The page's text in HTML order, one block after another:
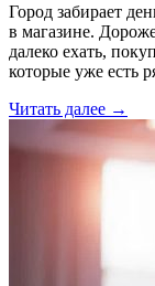
Город забирает
в магазине.
далеко ехать,
которые уже есть
Читать далее →